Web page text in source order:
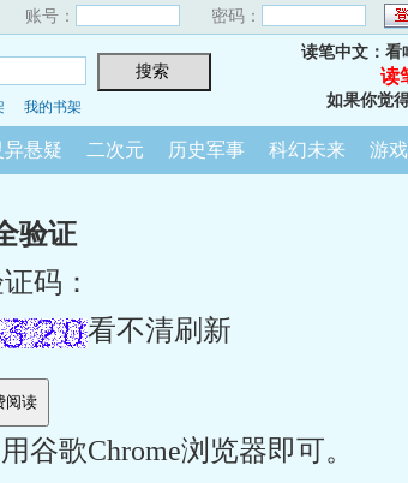
账号： 密码：
我的书架
读笔中文：看
读
如果你觉
异悬疑 二次元 历史军事 科幻未来 游
验证
码：
看不清刷新
谷歌Chrome浏览器即可。